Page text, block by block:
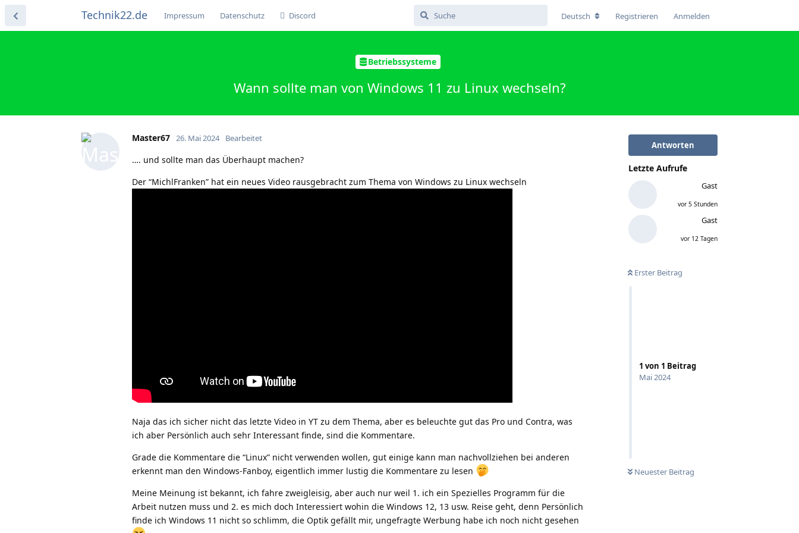
Technik22.de Impressum Datenschutz Discord Deutsch Registrieren Anmelden
Betriebssysteme
Wann sollte man von Windows 11 zu Linux wechseln?
Antworten
Letzte Aufrufe
Gast
vor 5 Stunden
Gast
vor 12 Tagen
Erster Beitrag
1 von 1 Beitrag
Mai 2024
Neuester Beitrag
Master67 26. Mai 2024 Bearbeitet
…. und sollte man das Überhaupt machen?
Der “MichlFranken” hat ein neues Video rausgebracht zum Thema von Windows zu Linux wechseln
Naja das ich sicher nicht das letzte Video in YT zu dem Thema, aber es beleuchte gut das Pro und Contra, was
ich aber Persönlich auch sehr Interessant finde, sind die Kommentare.
Grade die Kommentare die “Linux” nicht verwenden wollen, gut einige kann man nachvollziehen bei anderen
erkennt man den Windows-Fanboy, eigentlich immer lustig die Kommentare zu lesen
Meine Meinung ist bekannt, ich fahre zweigleisig, aber auch nur weil 1. ich ein Spezielles Programm für die
Arbeit nutzen muss und 2. es mich doch Interessiert wohin die Windows 12, 13 usw. Reise geht, denn Persönlich
finde ich Windows 11 nicht so schlimm, die Optik gefällt mir, ungefragte Werbung habe ich noch nicht gesehen